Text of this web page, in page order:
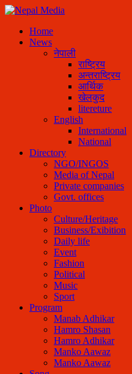
Home
News
नेपाली
राष्ट्रिय
अन्तराष्ट्रिय
आर्थिक
खेलकुद
litereture
English
International
National
Directory
NGO/INGOS
Media of Nepal
Private companies
Govt. offices
Photo
Culture/Heritage
Business/Exibition
Daily life
Event
Fashion
Political
Music
Sport
Program
Manab Adhikar
Hamro Shasan
Hamro Adhikar
Manko Aawaz
Manko Aawaz